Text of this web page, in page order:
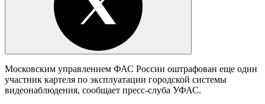
Московским управлением ФАС России оштрафован еще один
участник картеля по эксплуатации городской системы
видеонаблюдения, сообщает пресс-слуба УФАС.